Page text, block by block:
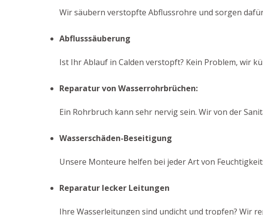
Wir säubern verstopfte Abflussrohre und sorgen
Abflusssäuberung
Ist Ihr Ablauf in Calden verstopft? Kein Problem, wir
Reparatur von Wasserrohrbrüchen:
Ein Rohrbruch kann sehr nervig sein. Wir von der
Wasserschäden-Beseitigung
Unsere Monteure helfen bei jeder Art von
Reparatur lecker Leitungen
Ihre Wasserleitungen sind undicht und tropfen? Wir